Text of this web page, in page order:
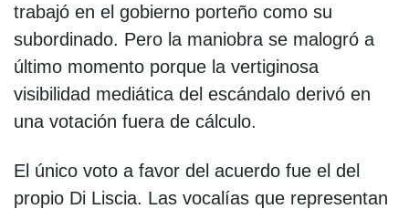
trabajó en el gobierno porteño como su
subordinado. Pero la maniobra se malogró a
último momento porque la vertiginosa
visibilidad mediática del escándalo derivó en
una votación fuera de cálculo.
El único voto a favor del acuerdo fue el del
propio Di Liscia. Las vocalías que representan